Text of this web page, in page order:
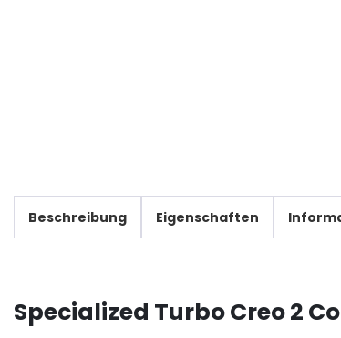
Beschreibung Eigenschaften
Specialized Turbo Creo 2